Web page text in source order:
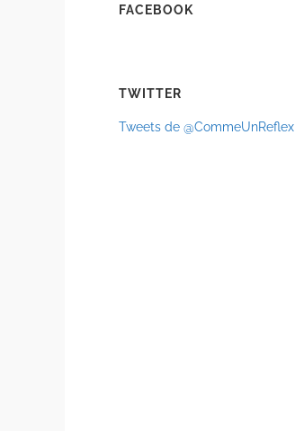
FACEBOOK
TWITTER
Tweets de @CommeUnReflex